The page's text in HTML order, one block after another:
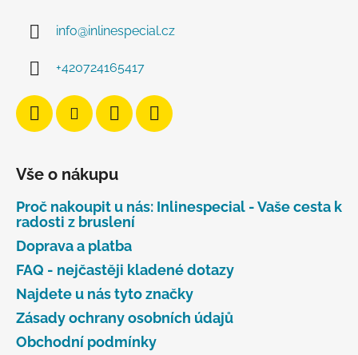
info@inlinespecial.cz
+420724165417
Vše o nákupu
Proč nakoupit u nás: Inlinespecial - Vaše cesta k
radosti z bruslení
Doprava a platba
FAQ - nejčastěji kladené dotazy
Najdete u nás tyto značky
Zásady ochrany osobních údajů
Obchodní podmínky